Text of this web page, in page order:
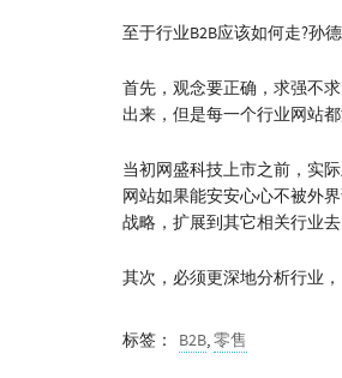
至于行业B2B应该如何走?孙
首先，观念要正确，求强不
出来，但是每一个行业网站
当初网盛科技上市之前，实
网站如果能安安心心不被外
战略，扩展到其它相关行业去
其次，必须更深地分析行业
标签： B2B,零售